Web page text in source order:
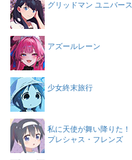
グリッドマン ユニバース
アズールレーン
少女終末旅行
私に天使が舞い降りた！
プレシャス・フレンズ